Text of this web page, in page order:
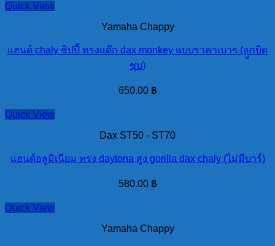
Quick View
Yamaha Chappy
แฮนด์ chaly ชิปปี้ ทรงแด๊ก dax monkey แบบราคาเบาๆ (ลุูกบิด
ชุบ)
650.00 ฿
Quick View
Dax ST50 - ST70
แฮนด์อลูมิเนียม ทรง daytona สูง gorilla dax chaly (ไม่มีบาร์)
580.00 ฿
Quick View
Yamaha Chappy